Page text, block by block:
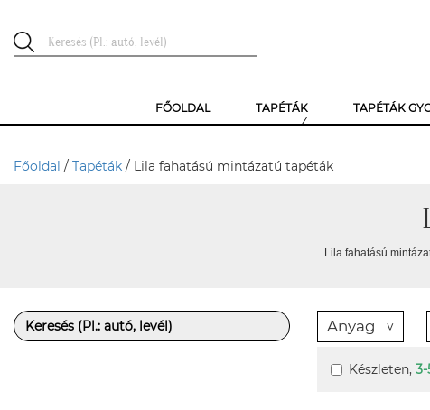
FŐOLDAL TAPÉTÁK TAPÉTÁK
Főoldal / Tapéták / Lila fahatású mintázatú tapéták
Lila fahatású
Anyag
Készleten,